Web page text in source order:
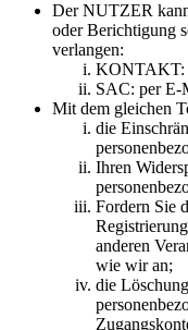
Der NUTZER
oder Berichtigung
verlangen:
KONTAKT:
SAC: per E-
Mit dem gleichen
die
Ihren
Fordern Sie
anderen
wie wir an;
die